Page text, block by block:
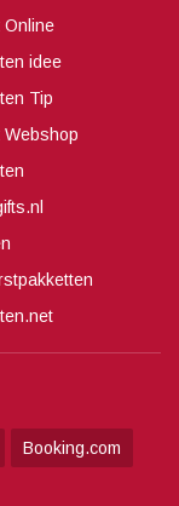
Online
idee
Tip
Booking.com